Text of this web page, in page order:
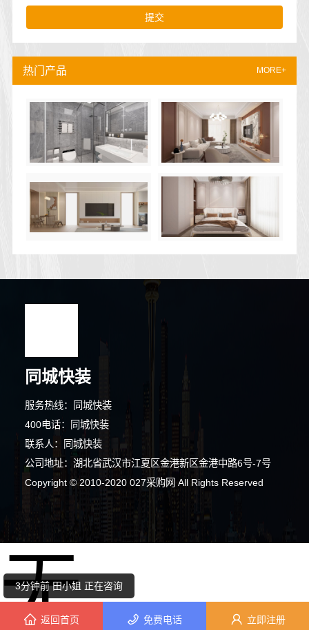
热门产品 MORE+
提交
同城快装
服务热线：同城快装
400电话：同城快装
联系人：同城快装
公司地址：湖北省武汉市江夏区金港新区金港中路6号-7号
Copyright © 2010-2020 027采购网 All Rights Reserved
5分钟前 田先生 正在咨询
8分钟前 田女士 正在咨询
6分钟前 周女士 正在咨询
7分钟前 吴小姐 正在咨询
2分钟前 卢女士 正在咨询
3分钟前 田小姐 正在咨询
4分钟前 顾小姐 正在咨询
返回首页 免费电话 立即注册
无